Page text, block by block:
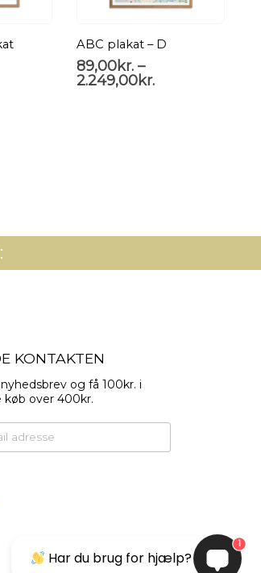
ABC plakat – D
89,00kr. –
2.249,00kr.
KONTAKTEN
og få 100kr. i
køb over 400kr.
Har du brug for hjælp?
1